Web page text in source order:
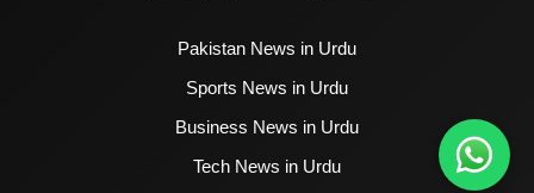
Pakistan News in Urdu
Sports News in Urdu
Business News in Urdu
Tech News in Urdu